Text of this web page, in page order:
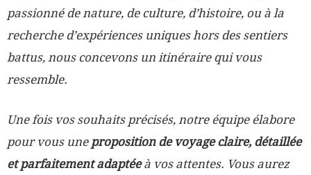
passionné de nature, de culture, d’histoire, ou à la
recherche d’expériences uniques hors des sentiers
battus, nous concevons un itinéraire qui vous
ressemble.
Une fois vos souhaits précisés, notre équipe élabore
pour vous une proposition de voyage claire, détaillée
et parfaitement adaptéeà vos attentes. Vous aurez